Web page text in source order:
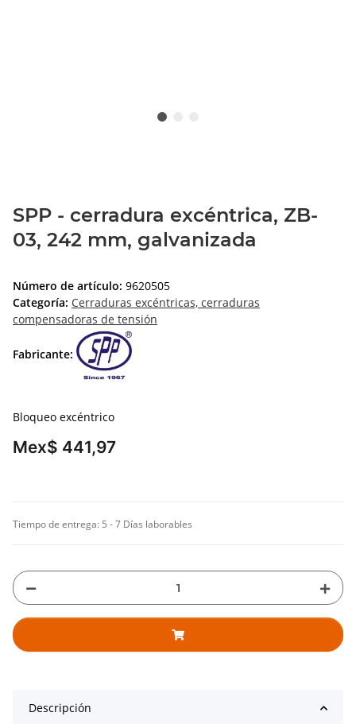
SPP - cerradura excéntrica, ZB-
03, 242 mm, galvanizada
Número de artículo: 9620505
Categoría: Cerraduras excéntricas, cerraduras
compensadoras de tensión
Fabricante:
Bloqueo excéntrico
Mex$ 441,97
Tiempo de entrega: 5 - 7 Días laborables
Descripción